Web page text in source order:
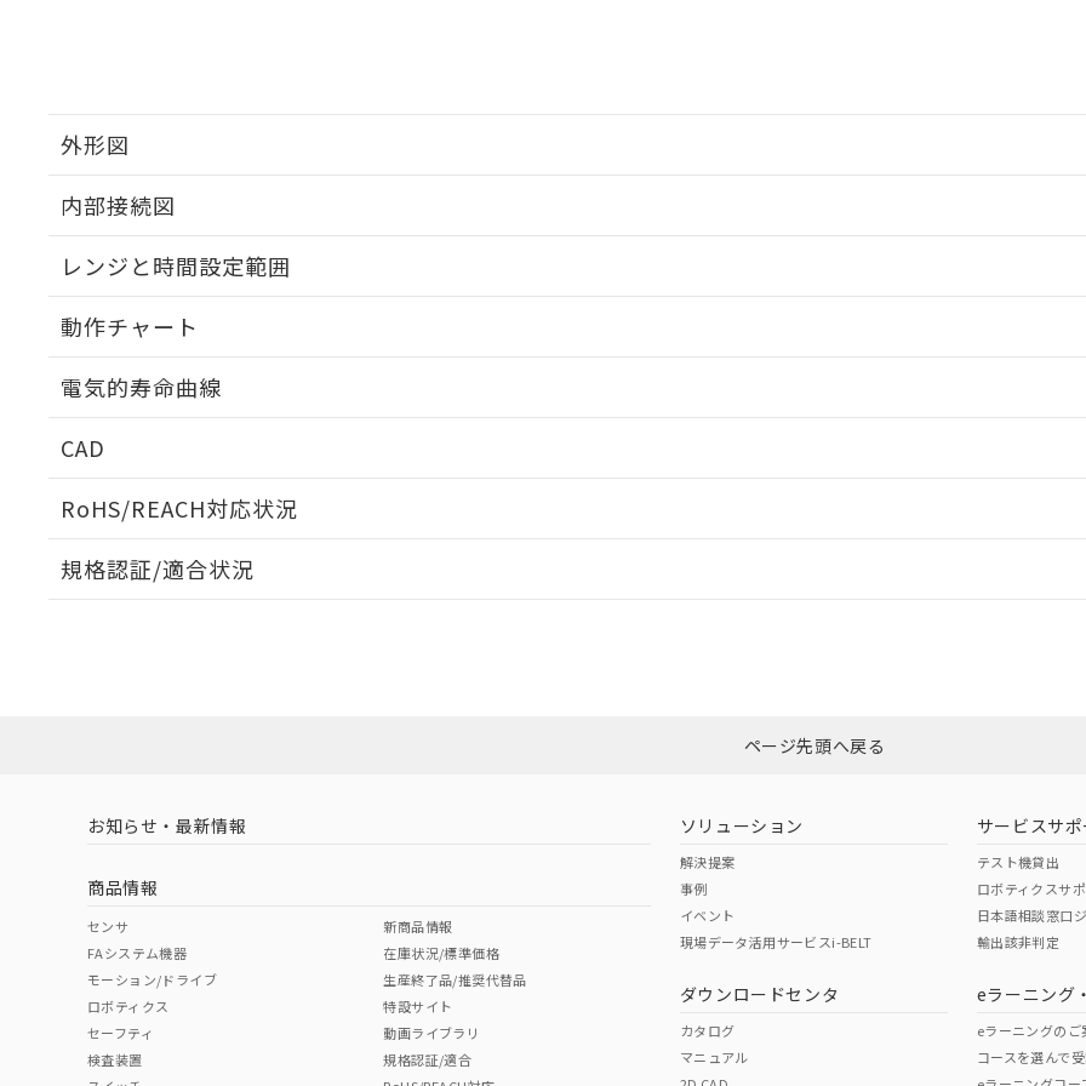
外形図
内部接続図
レンジと時間設定範囲
動作チャート
電気的寿命曲線
CAD
RoHS/REACH対応状況
EU RoHS 注意事項・凡例
ダウンロードはこちら
中国 RoHS 注意事項・凡例
中国 RoHS表
Pb Hg Cr(VI)
規格認証/適合状況
（イギリス
（ノルウェー
（日本
（アメリカ
この製品の規格認証/適合
その他の認証はこちらのページからご
ページ先頭へ戻る
お知らせ・最新情報
商品情報
センサ
FAシステム機器
モーション/ドライブ
ロボティクス
セーフティ
検査装置
新商品情報
在庫状況/標準価格
生産終了品/推奨代替品
特設サイト
動画ライブラリ
規格認証/適合
ソリューション
解決提案
事例
イベント
現場データ活用サービスi-BELT
ダウンロードセンタ
カタログ
マニュアル
サービスサポ
テスト機貸出
ロボティクスサ
日本語相談窓口
輸出該非判定
eラーニング
eラーニングのご
コースを選んで